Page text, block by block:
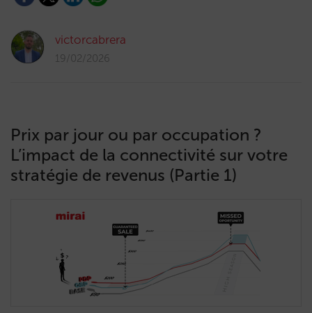
victorcabrera
19/02/2026
Prix par jour ou par occupation ?
L’impact de la connectivité sur votre
stratégie de revenus (Partie 1)